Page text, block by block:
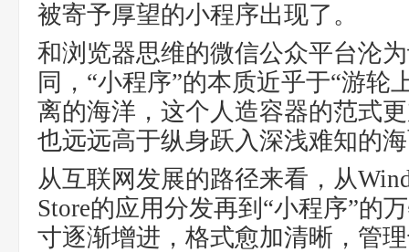
被寄予厚望的小程序出现了。
和浏览器思维的微信公众平台沦
同，“小程序”的本质近乎于“游轮
离的海洋，这个人造容器的范式
也远远高于纵身跃入深浅难知的
从互联网发展的路径来看，从
Store的应用分发再到“小程序”的
寸逐渐增进，格式愈加清晰，管